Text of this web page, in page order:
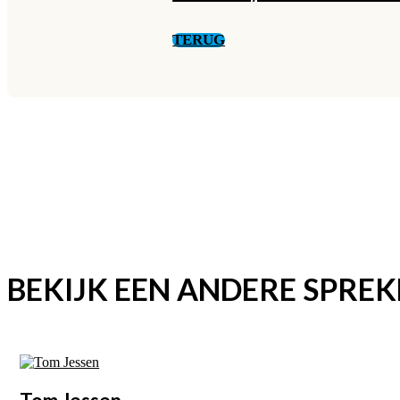
TERUG
BEKIJK EEN ANDERE